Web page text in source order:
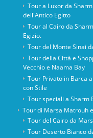
Tour a Luxor da
dell'Antico Egitto
Tour al Cairo da
Egizio.
Tour del Monte Sinai
Tour della Città e
Vecchio e Naama Bay
Tour Privato in Barca
con Stile
Tour speciali a Sharm
Tour di Marsa Matrouh
Tour del Cairo da
Tour Deserto Bianco